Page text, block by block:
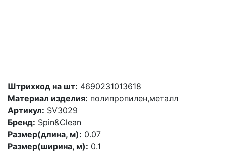
Штрихкод на шт: 4690231013618
Материал изделия: полипропилен,металл
Артикул: SV3029
Бренд: Spin&Clean
Размер(длина, м): 0.07
Размер(ширина, м): 0.1